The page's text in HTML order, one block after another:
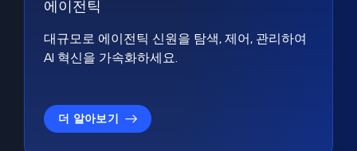
에이전틱
대규모로 에이전틱 신원을 탐색, 제어, 관리하여
AI 혁신을 가속화하세요.
더 알아보기